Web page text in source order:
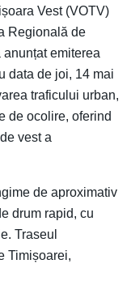
Vest (VOTV)
Regională de
emiterea
data de joi, 14 mai
traficului urban,
de ocolire, oferind
vest a
de aproximativ
drum rapid, cu
Traseul
Timișoarei,